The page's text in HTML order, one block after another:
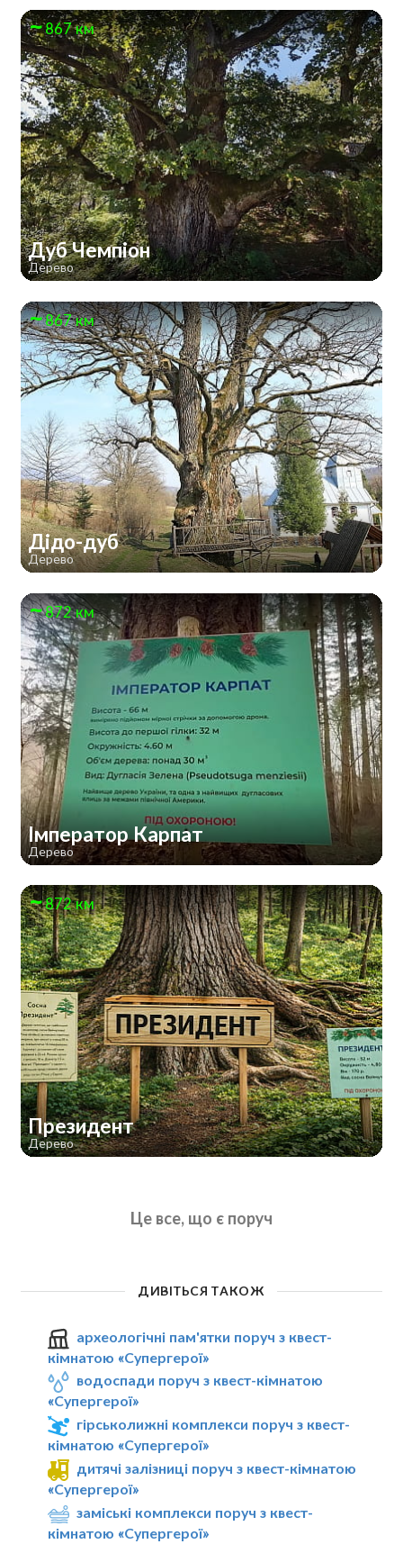
867 км
Дуб Чемпіон
Дерево
867 км
Дідо-дуб
Дерево
872 км
Імператор Карпат
Дерево
872 км
Президент
Дерево
Це все, що є поруч
ДИВІТЬСЯ ТАКОЖ
археологічні пам'ятки поруч з квест-
кімнатою «Супергерої»
водоспади поруч з квест-кімнатою
«Супергерої»
гірськолижні комплекси поруч з квест-
кімнатою «Супергерої»
дитячі залізниці поруч з квест-кімнатою
«Супергерої»
заміські комплекси поруч з квест-
кімнатою «Супергерої»